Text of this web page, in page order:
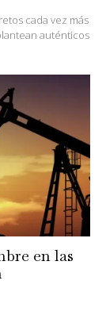
cada vez más
auténticos
en las